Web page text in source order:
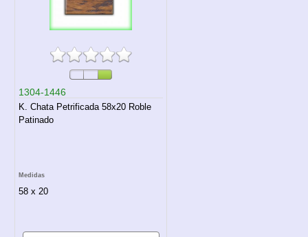
1304-1446
K. Chata Petrificada 58x20 Roble
Patinado
Medidas
58 x 20